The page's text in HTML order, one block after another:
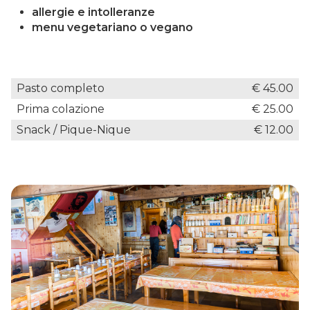
allergie e intolleranze
menu vegetariano o vegano
Pasto completo
€ 45.00
Prima colazione
€ 25.00
Snack / Pique-Nique
€ 12.00